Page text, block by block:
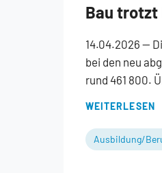
Bau
14.04.2026 —
bei den neu
rund 461 800.
WEITERLESEN
Ausbildung/